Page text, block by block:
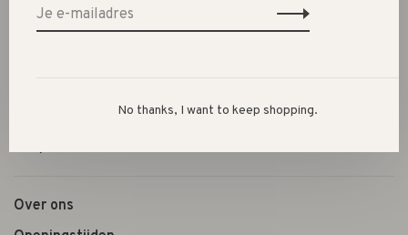
Kleding
Over ons
No thanks, I want to keep shopping.